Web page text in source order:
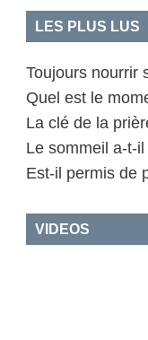
LES PLUS LUS
Toujours nourrir
Quel est le
La clé de la
Le sommeil a-t-
Est-il permis de
VIDEOS